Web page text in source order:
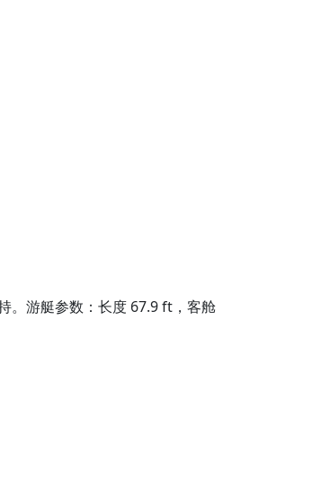
。游艇参数：长度 67.9 ft，客舱